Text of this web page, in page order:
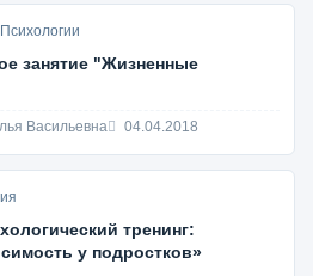
занятие "Жизненные
Васильевна 04.04.2018
тренинг:
у подростков»